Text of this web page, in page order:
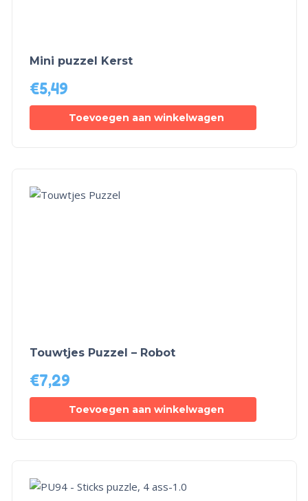
Mini puzzel Kerst
€5,49
Toevoegen aan winkelwagen
Touwtjes Puzzel – Robot
€7,29
Toevoegen aan winkelwagen